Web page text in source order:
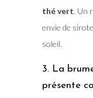
thé vert. Un
envie de
soleil.
3. La
présente